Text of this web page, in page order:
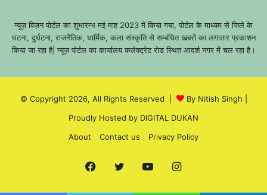
न्यूज़ विज़न पोर्टल का शुभारम्भ मई माह 2023 में किया गया, पोर्टल के माध्यम से जिले के
घटना, दुर्घटना, राजनैतिक, धार्मिक, कला संस्कृति से सम्बंधित खबरों का लगातार प्रकाशन
किया जा रहा है| न्यूज़ पोर्टल का कार्यालय कलेक्ट्रेट रोड स्थित आदर्श नगर में चल रहा है।
© Copyright 2026, All Rights Reserved | By Nitish Singh
Proudly Hosted by DIGITAL DUKAN
About
Contact us Privacy Policy
Facebook
Twitter YouTubeInstagram